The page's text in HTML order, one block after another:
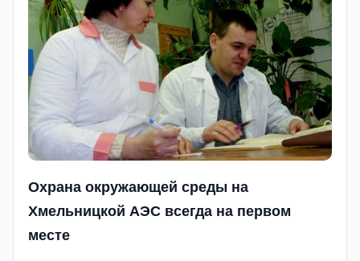
Охрана окружающей среды на
Хмельницкой АЭС всегда на первом
месте